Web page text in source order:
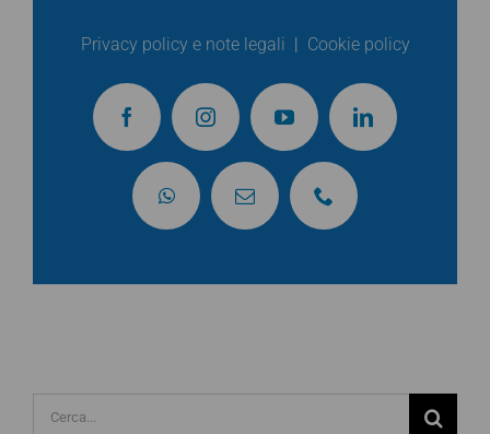
Privacy policy e note legali | Cookie policy
Cerca